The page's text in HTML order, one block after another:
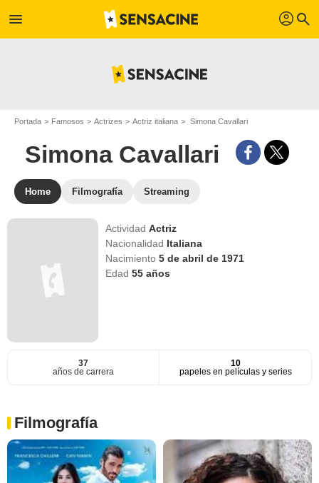
menu profil search
Portada Famosos Actrizes Actriz italiana Simona Cavallari
Simona Cavallari
Home Filmografía Streaming
ActividadActriz
Nacionalidad Italiana
Nacimiento5 de abril de 1971
Edad55 años
37
años de carrera
10
papeles en películas y series
Filmografía